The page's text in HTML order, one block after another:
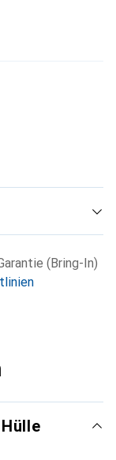
(Bring-In)